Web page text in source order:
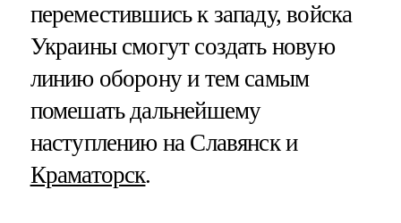
переместившись к западу, войска
Украины смогут создать новую
линию оборону и тем самым
помешать дальнейшему
наступлению на Славянск и
Краматорск.